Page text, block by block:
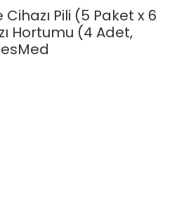
Pili (5 Paket x 6
Hortumu (4 Adet,